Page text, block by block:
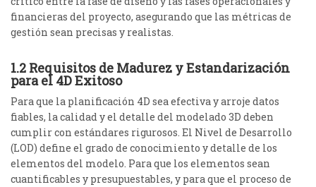
financieras del proyecto, asegurando que las métricas de
gestión sean precisas y realistas.
1.2 Requisitos de Madurez y Estandarización
para el 4D Exitoso
Para que la planificación 4D sea efectiva y arroje datos
fiables, la calidad y el detalle del modelado 3D deben
cumplir con estándares rigurosos. El Nivel de Desarrollo
(LOD) define el grado de conocimiento y detalle de los
elementos del modelo. Para que los elementos sean
cuantificables y presupuestables, y para que el proceso de